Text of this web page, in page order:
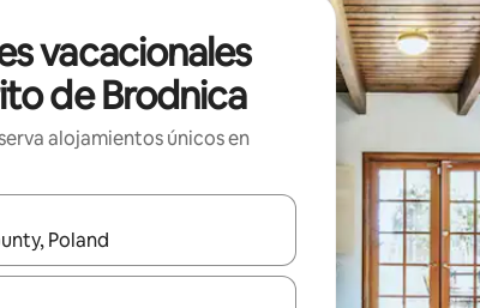
vacacionales
de Brodnica
alojamientos únicos en
estén disponibles, navega con las teclas de flecha